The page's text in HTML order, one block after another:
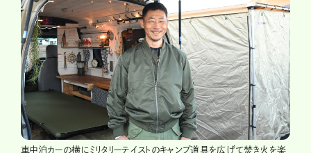
車中泊カーの横にミリタリーテイストのキャンプ道具を広げて焚き火を楽